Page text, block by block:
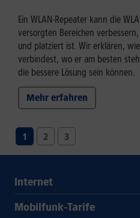
Ein WLAN-Repeater kann die
versorgten Bereichen
und platziert ist. Wir erklären,
verbindest, wo er am besten
die bessere Lösung sein können.
Mehr erfahren
1 2 3
Internet
Mobilfunk-Tarife